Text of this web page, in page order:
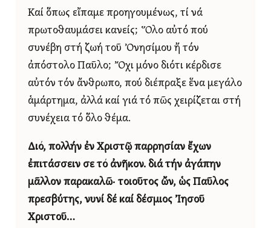
Καί ὅπως εἴπαμε προηγουμένως, τί νά
πρωτοθαυμάσει κανείς; Ὅλο αὐτό πού
συνέβη στή ζωή τοῦ Ὀνησίμου ἤ τόν
ἀπόστολο Παῦλο; Ὄχι μόνο διότι κέρδισε
αὐτόν τόν ἄνθρωπο, πού διέπραξε ἕνα μεγάλο
ἁμάρτημα, ἀλλά καί γιά τό πῶς χειρίζεται στή
συνέχεια τό ὅλο θέμα.
Διό, πολλήν ἐν Χριστῷ παρρησίαν ἔχων
ἐπιτάσσειν σε τό ἀνῆκον. διά τήν ἀγάπην
μᾶλλον παρακαλῶ· τοιοῦτος ὤν, ὡς Παῦλος
πρεσβύτης, νυνί δέ καί δέσμιος Ἰησοῦ
Χριστοῦ…